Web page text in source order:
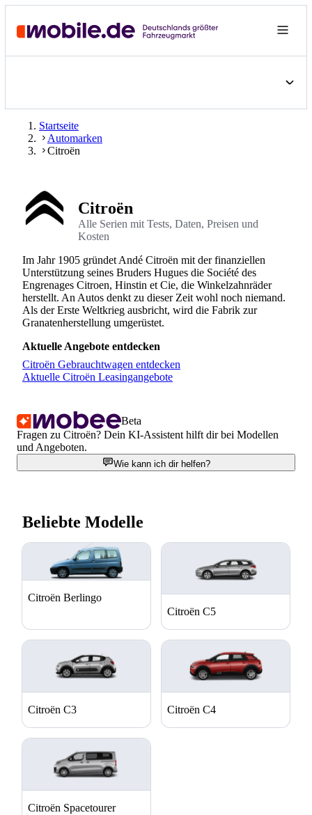
Startseite
Automarken
Citroën
Citroën
Alle Serien mit Tests, Daten, Preisen und
Kosten
Im Jahr 1905 gründet Andé Citroën mit der finanziellen
Unterstützung seines Bruders Hugues die Société des
Engrenages Citroen, Hinstin et Cie, die Winkelzahnräder
herstellt. An Autos denkt zu dieser Zeit wohl noch niemand.
Als der Erste Weltkrieg ausbricht, wird die Fabrik zur
Granatenherstellung umgerüstet.
Aktuelle Angebote entdecken
Citroën Gebrauchtwagen entdecken
Aktuelle Citroën Leasingangebote
Beta
Fragen zu Citroën? Dein KI-Assistent hilft dir bei Modellen
und Angeboten.
Wie kann ich dir helfen?
Beliebte Modelle
Citroën Berlingo
Citroën C5
Citroën C3 Citroën C4
Citroën Spacetourer